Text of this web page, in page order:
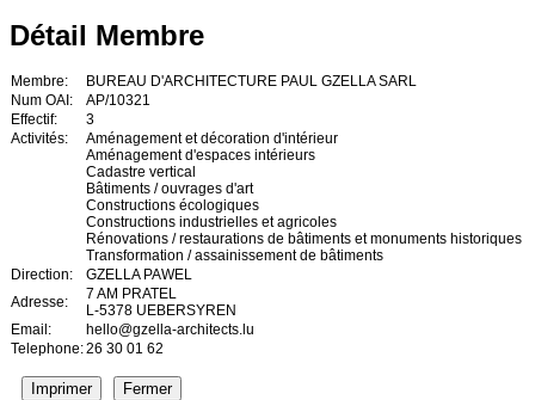
Détail Membre
Membre:
BUREAU D'ARCHITECTURE PAUL GZELLA SARL
Num OAI:
AP/10321
Effectif:
3
Activités:
Aménagement et décoration d'intérieur
Aménagement d'espaces intérieurs
Cadastre vertical
Bâtiments / ouvrages d'art
Constructions écologiques
Constructions industrielles et agricoles
Rénovations / restaurations de bâtiments et monuments historiques
Transformation / assainissement de bâtiments
Direction:
GZELLA PAWEL
Adresse:
7 AM PRATEL
L-5378 UEBERSYREN
Email:
hello@gzella-architects.lu
Telephone:26 30 01 62
Imprimer Fermer